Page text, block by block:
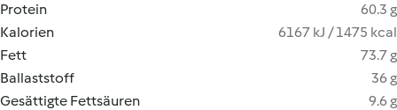
Protein
60.3 g
Kalorien
6167 kJ / 1475 kcal
Fett
73.7 g
Ballaststoff
36 g
Gesättigte Fettsäuren
9.6 g